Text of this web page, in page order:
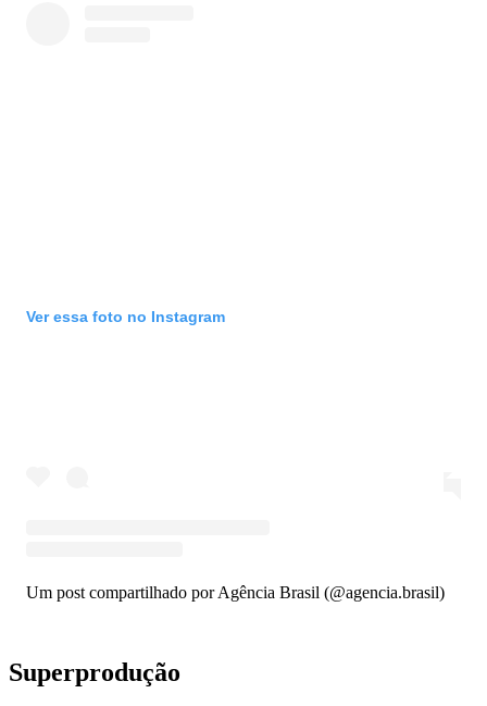
Ver essa foto no Instagram
Um post compartilhado por Agência Brasil (@agencia.brasil)
Superprodução